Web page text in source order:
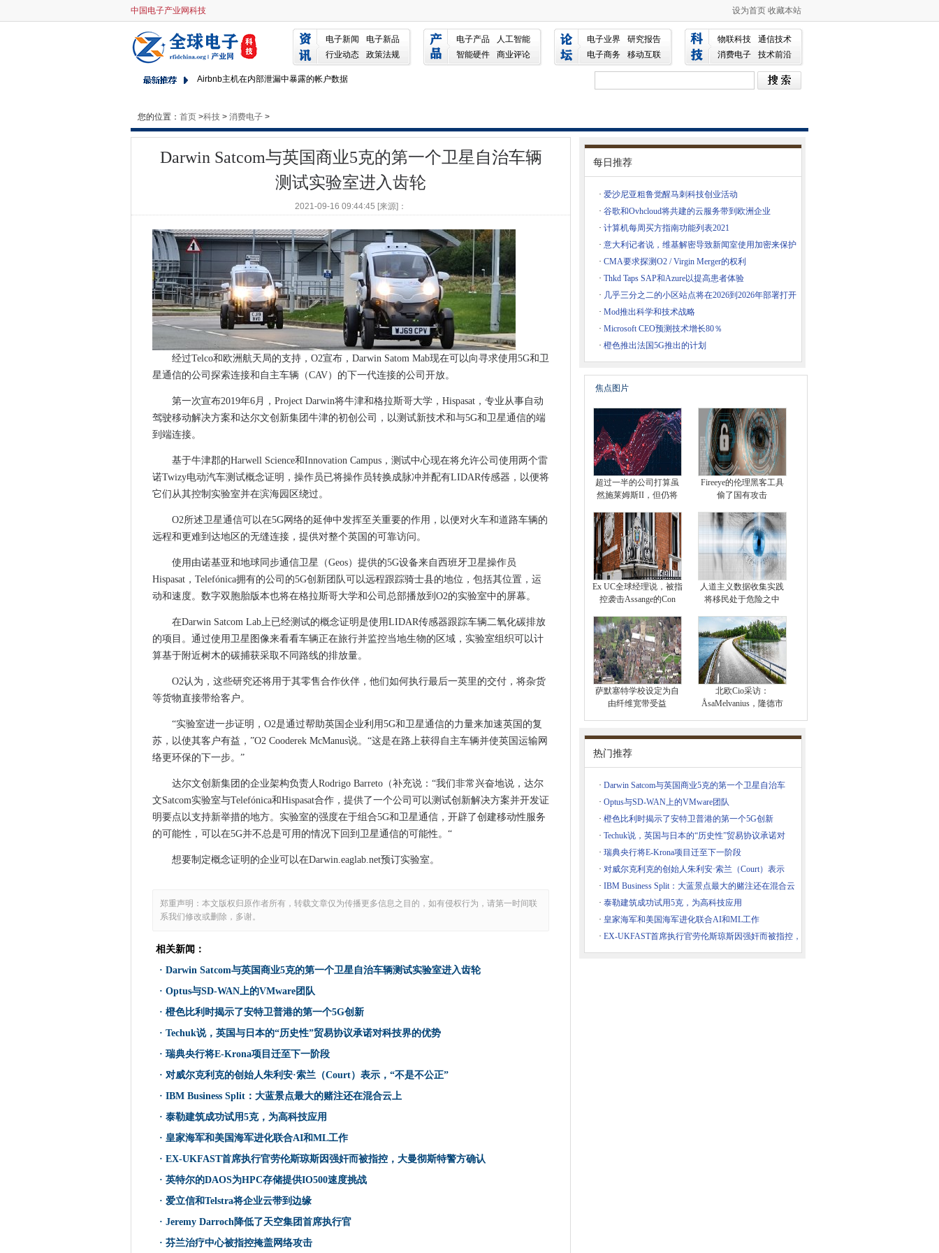
中国电子产业网科技 设为首页 收藏本站
电子新闻
电子新品
行业动态
政策法规
电子产品
人工智能
智能硬件
商业评论
电子业界
研究报告
电子商务
移动互联
物联科技
通信技术
消费电子
技术前沿
Darwin Satcom与英国商业5克的第一个卫星自治车辆测试实验室进入齿轮
超过一半的公司打算虽然施莱姆斯II，但仍将继续进行美国数据转移
爱沙尼亚粗鲁觉醒马刺科技创业活动
Airbnb主机在内部泄漏中暴露的帐户数据
Fireeye的伦理黑客工具偷了国有攻击
谷歌和Ovhcloud将共建的云服务带到欧洲企业
爱丁堡列出了计划成为一个聪明的城市
橙色比利时揭示了安特卫普港的第一个5G创新
Ex UC全球经理说，被指控袭击Assange的Constange致力于厄瓜多尔智力
计算机每周买方指南功能列表2021
EquInix将13个Canadian数据区添加到其投资组合中，因为178万美元的钟声收购完成
Techuk说，英国与日本的“历史性”贸易协议承诺对科技界的优势
人道主义数据收集实践将移民处于危险之中
意大利记者说，维基解密导致新闻室使用加密来保护来源的方法
诺基亚软件开始使用HPE Greenlake的“碳负”数据传播
瑞典央行将E-Krona项目迁至下一阶段
萨默塞特学校设定为自由纤维宽带受益
CMA要求探测O2 / Virgin Merger的权利
新加坡建造5G人才管道
对威尔克利克的创始人朱利安·索兰（Court）表示，“不是不公正”
北欧Cio采访：ÅsaMelvanius，隆德市
5.5g在华为预测高级通讯的黄金十年的途中
IBM Business Split：大蓝景点最大的赌注还在混合云上
朱利安·索兰将在法院审理的Supermax监狱的被定罪的恐怖主义Abu Hamza举行
5G作为沃达丰，巨大的加入中德兰兹未来的流动性
思科加速了与WebEx增强和计划的“波浪”的合作
皇家海军和美国海军进化联合AI和ML工作
挪威安全机构之间的合作计划在议会上进行网络攻击
Microsoft CEO预测技术增长80％
Horiba Mira将自动车辆与沃达丰4G和5G加速
EX-UKFAST首席执行官劳伦斯琼斯因强奸而被指控，大曼彻斯特警方确认
Sopra Steria由新版Ryuk Ransomware击中
橙色推出法国5G推出的计划
无助的行星赢得了对华为的专利许可案例
英特尔的DAOS为HPC存储提供IO500速度挑战
广泛采用WBA Openroaming在卡上
Hounslow试用英国第一个自动公路送货车
DBS部署IBM Z15大型机
BP和Microsoft通过清洁能源协议扩展云交易
随着Microsoft在狂野中确认Zerologon攻击，播放补丁
Darwin Satcom与英国商业5克的第一个卫星自治车辆测试实验室进入齿轮
超过一半的公司打算虽然施莱姆斯II，但仍将继续进行美国数据转移
Optus与SD-WAN上的VMware团队
Fireeye的伦理黑客工具偷了国有攻击
谷歌和Ovhcloud将共建的云服务带到欧洲企业
爱丁堡列出了计划成为一个聪明的城市
橙色比利时揭示了安特卫普港的第一个5G创新
Ex UC全球经理说，被指控袭击Assange的Constange致力于厄瓜多尔智力
计算机每周买方指南功能列表2021
EquInix将13个Canadian数据区添加到其投资组合中，因为178万美元的钟声收购完成
意大利记者说，维基解密导致新闻室使用加密来保护来源的方法
诺基亚软件开始使用HPE Greenlake的“碳负”数据传播
您的位置： 首页 >科技 > 消费电子 >
Darwin Satcom与英国商业5克的第一个卫星自治车辆
测试实验室进入齿轮
2021-09-16 09:44:45 [来源]：
经过Telco和欧洲航天局的支持，O2宣布，Darwin Satom Mab现在可以向寻求使用5G和卫
星通信的公司探索连接和自主车辆（CAV）的下一代连接的公司开放。
第一次宣布2019年6月，Project Darwin将牛津和格拉斯哥大学，Hispasat，专业从事自动
驾驶移动解决方案和达尔文创新集团牛津的初创公司，以测试新技术和与5G和卫星通信的端
到端连接。
基于牛津郡的Harwell Science和Innovation Campus，测试中心现在将允许公司使用两个雷
诺Twizy电动汽车测试概念证明，操作员已将操作员转换成脉冲并配有LIDAR传感器，以便将
它们从其控制实验室并在滨海园区绕过。
O2所述卫星通信可以在5G网络的延伸中发挥至关重要的作用，以便对火车和道路车辆的
远程和更难到达地区的无缝连接，提供对整个英国的可靠访问。
使用由诺基亚和地球同步通信卫星（Geos）提供的5G设备来自西班牙卫星操作员
Hispasat，Telefónica拥有的公司的5G创新团队可以远程跟踪骑士县的地位，包括其位置，运
动和速度。数字双胞胎版本也将在格拉斯哥大学和公司总部播放到O2的实验室中的屏幕。
在Darwin Satcom Lab上已经测试的概念证明是使用LIDAR传感器跟踪车辆二氧化碳排放
的项目。通过使用卫星图像来看看车辆正在旅行并监控当地生物的区域，实验室组织可以计
算基于附近树木的碳捕获采取不同路线的排放量。
O2认为，这些研究还将用于其零售合作伙伴，他们如何执行最后一英里的交付，将杂货
等货物直接带给客户。
“实验室进一步证明，O2是通过帮助英国企业利用5G和卫星通信的力量来加速英国的复
苏，以使其客户有益，”O2 Cooderek McManus说。“这是在路上获得自主车辆并使英国运输网
络更环保的下一步。”
达尔文创新集团的企业架构负责人Rodrigo Barreto（补充说：“我们非常兴奋地说，达尔
文Satcom实验室与Telefónica和Hispasat合作，提供了一个公司可以测试创新解决方案并开发证
明要点以支持新举措的地方。实验室的强度在于组合5G和卫星通信，开辟了创建移动性服务
的可能性，可以在5G并不总是可用的情况下回到卫星通信的可能性。“
想要制定概念证明的企业可以在Darwin.eaglab.net预订实验室。
郑重声明：本文版权归原作者所有，转载文章仅为传播更多信息之目的，如有侵权行为，请第一时间联
系我们修改或删除，多谢。
相关新闻：
· Darwin Satcom与英国商业5克的第一个卫星自治车辆测试实验室进入齿轮
· Optus与SD-WAN上的VMware团队
· 橙色比利时揭示了安特卫普港的第一个5G创新
· Techuk说，英国与日本的“历史性”贸易协议承诺对科技界的优势
· 瑞典央行将E-Krona项目迁至下一阶段
· 对威尔克利克的创始人朱利安·索兰（Court）表示，“不是不公正”
· IBM Business Split：大蓝景点最大的赌注还在混合云上
· 泰勒建筑成功试用5克，为高科技应用
· 皇家海军和美国海军进化联合AI和ML工作
· EX-UKFAST首席执行官劳伦斯琼斯因强奸而被指控，大曼彻斯特警方确认
· 英特尔的DAOS为HPC存储提供IO500速度挑战
· 爱立信和Telstra将企业云带到边缘
· Jeremy Darroch降低了天空集团首席执行官
· 芬兰治疗中心被指控掩盖网络攻击
每日推荐
· 爱沙尼亚粗鲁觉醒马刺科技创业活动
· 谷歌和Ovhcloud将共建的云服务带到欧洲企业
· 计算机每周买方指南功能列表2021
· 意大利记者说，维基解密导致新闻室使用加密来保护
· CMA要求探测O2 / Virgin Merger的权利
· Thkd Taps SAP和Azure以提高患者体验
· 几乎三分之二的小区站点将在2026到2026年部署打开
ran
· Mod推出科学和技术战略
· Microsoft CEO预测技术增长80％
· 橙色推出法国5G推出的计划
焦点图片
超过一半的公司打算虽
然施莱姆斯II，但仍将
Fireeye的伦理黑客工具
偷了国有攻击
Ex UC全球经理说，被指
控袭击Assange的Con
人道主义数据收集实践
将移民处于危险之中
萨默塞特学校设定为自
由纤维宽带受益
北欧Cio采访：
ÅsaMelvanius，隆德市
热门推荐
· Darwin Satcom与英国商业5克的第一个卫星自治车
· Optus与SD-WAN上的VMware团队
· 橙色比利时揭示了安特卫普港的第一个5G创新
· Techuk说，英国与日本的“历史性”贸易协议承诺对
· 瑞典央行将E-Krona项目迁至下一阶段
· 对威尔克利克的创始人朱利安·索兰（Court）表示
· IBM Business Split：大蓝景点最大的赌注还在混合云
上
· 泰勒建筑成功试用5克，为高科技应用
· 皇家海军和美国海军进化联合AI和ML工作
· EX-UKFAST首席执行官劳伦斯琼斯因强奸而被指控，